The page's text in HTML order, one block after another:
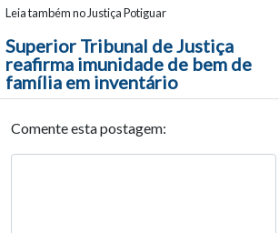
Leia também no Justiça Potiguar
Navegação entre posts
Superior Tribunal de Justiça
reafirma imunidade de bem de
família em inventário
Comente esta postagem: